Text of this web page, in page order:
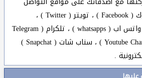
الإجتماعي مثل فيس بوك ( Facebook ) ، تويتر ( Twitter ) ،
انستجرام ( Instagram ) ، واتس اب ( whatsapps ) ، تلكرام ( Telegram
)، قنوات اليوتيوب ( Youtube Channel ) ، سناب شات ( Snapchat )
.